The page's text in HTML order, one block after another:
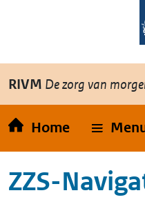
Overslaan en naar de inhoud
RIVM De zorg van
Home
ZZS-